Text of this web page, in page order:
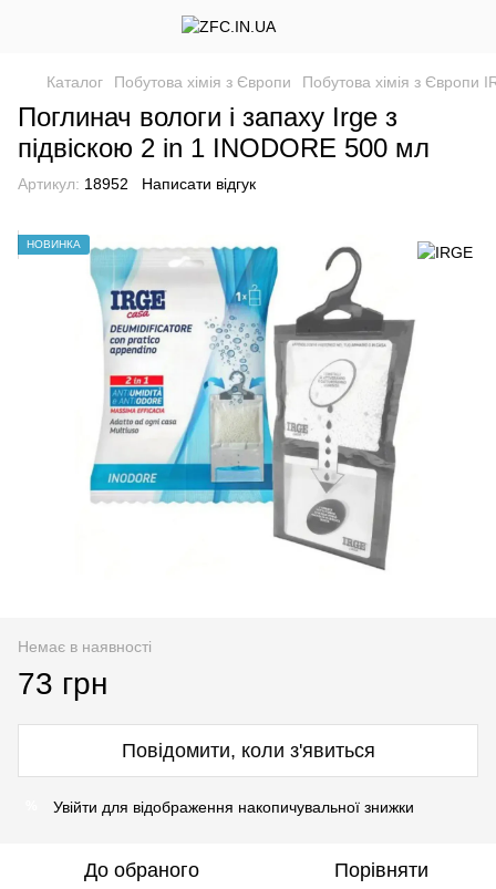
Каталог Побутова хімія з Європи Побутова хімія з Європи
Поглинач вологи і запаху Irge з
підвіскою 2 in 1 INODORE 500 мл
Артикул: 18952 Написати відгук
НОВИНКА
Немає в наявності
73 грн
Повідомити, коли з'явиться
Увійти для відображення накопичувальної знижки
До обраного Порівняти